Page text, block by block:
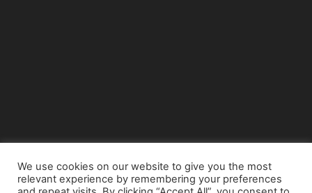
© Copyright 2015 - www.airnews.gr
We use cookies on our website to give you the most
relevant experience by remembering your preferences